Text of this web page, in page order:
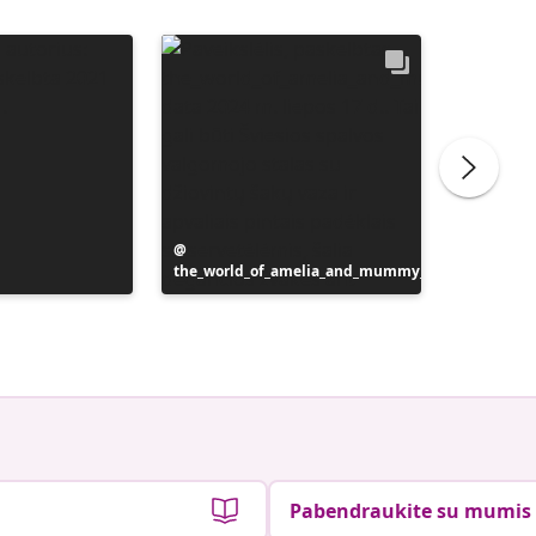
paskelbė
the_world_of_amelia_and_mummy_
Pabendraukite su mumis